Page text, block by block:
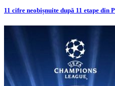
11 cifre neobișnuite după 11 etape din